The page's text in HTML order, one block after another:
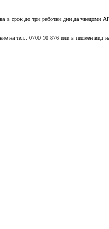
в срок до три работни дни да уведоми
на тел.: 0700 10 876 или в писмен вид